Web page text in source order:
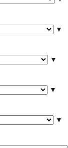
▼
▼
▼
▼